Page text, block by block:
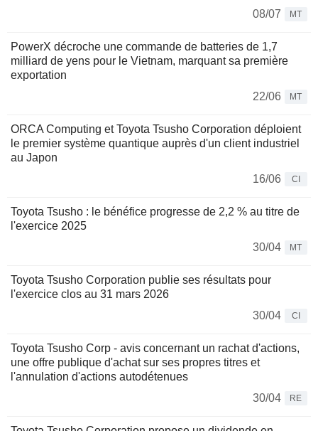
08/07
MT
PowerX décroche une commande de batteries de 1,7
milliard de yens pour le Vietnam, marquant sa première
exportation
22/06
MT
ORCA Computing et Toyota Tsusho Corporation déploient
le premier système quantique auprès d'un client industriel
au Japon
16/06
CI
Toyota Tsusho : le bénéfice progresse de 2,2 % au titre de
l'exercice 2025
30/04
MT
Toyota Tsusho Corporation publie ses résultats pour
l'exercice clos au 31 mars 2026
30/04
CI
Toyota Tsusho Corp - avis concernant un rachat d'actions,
une offre publique d'achat sur ses propres titres et
l'annulation d'actions autodétenues
30/04
RE